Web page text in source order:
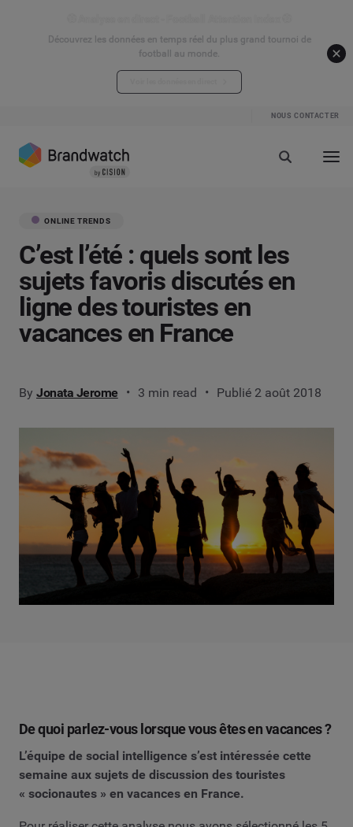
Découvrez les données en temps réel du plus grand tournoi de
football au monde.
NOUS CONTACTER
ONLINE TRENDS
C’est l’été : quels sont les
sujets favoris discutés en
ligne des touristes en
vacances en France
By Jonata Jerome 3 min read Publié 2 août 2018
De quoi parlez-vous lorsque vous êtes en vacances ?
L’équipe de social intelligence s’est intéressée cette
semaine aux sujets de discussion des touristes
« socionautes » en vacances en France.